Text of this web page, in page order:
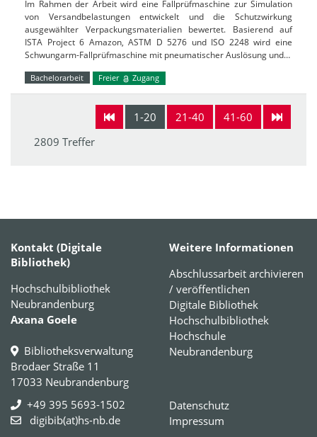
Im Rahmen der Arbeit wird eine Fallprüfmaschine zur Simulation
von Versandbelastungen entwickelt und die Schutzwirkung
ausgewählter Verpackungsmaterialien bewertet. Basierend auf
ISTA Project 6 Amazon, ASTM D 5276 und ISO 2248 wird eine
Schwungarm-Fallprüfmaschine mit pneumatischer Auslösung und…
Bachelorarbeit Freier Zugang
1-20 21-40
41-60
2809 Treffer
Kontakt (Digitale
Bibliothek)
Hochschulbibliothek
Neubrandenburg
Axana Goele
Bibliotheksverwaltung
Brodaer Straße 11
17033 Neubrandenburg
+49 395 5693-1502
digibib(at)hs-nb.de
Weitere Informationen
Abschlussarbeit archivieren
/ veröffentlichen
Digitale Bibliothek
Hochschulbibliothek
Hochschule
Neubrandenburg
Datenschutz
Impressum